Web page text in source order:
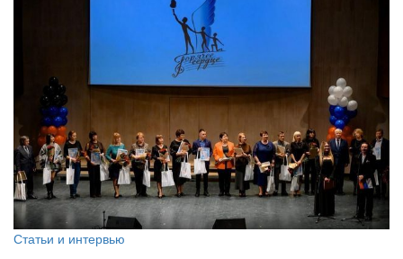
Статьи и интервью